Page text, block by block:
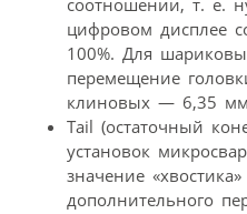
соотношении, т. е.
цифровом дисплее
100%. Для
перемещение
клиновых — 6,35
Tail (остаточный
установок
значение
дополнительного